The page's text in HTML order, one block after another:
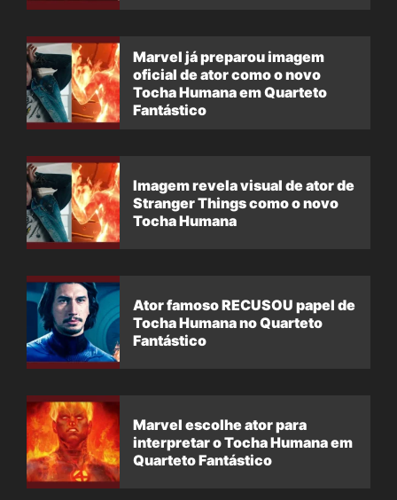
Marvel já preparou imagem
oficial de ator como o novo
Tocha Humana em Quarteto
Fantástico
Imagem revela visual de ator de
Stranger Things como o novo
Tocha Humana
Ator famoso RECUSOU papel de
Tocha Humana no Quarteto
Fantástico
Marvel escolhe ator para
interpretar o Tocha Humana em
Quarteto Fantástico